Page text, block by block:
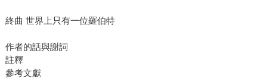
終曲 世界上只有一位羅伯特
作者的話與謝詞
註釋
參考文獻